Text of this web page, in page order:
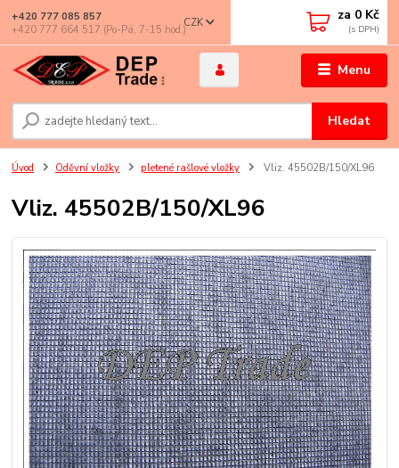
Menu
CZK
Hledat
+420 777 085 857
+420 777 664 517 (Po-Pá, 7-15 hod.)
za 0 Kč
Úvod Oděvní vložky pletené rašlové vložky Vliz. 45502B/150/XL96
Vliz. 45502B/150/XL96